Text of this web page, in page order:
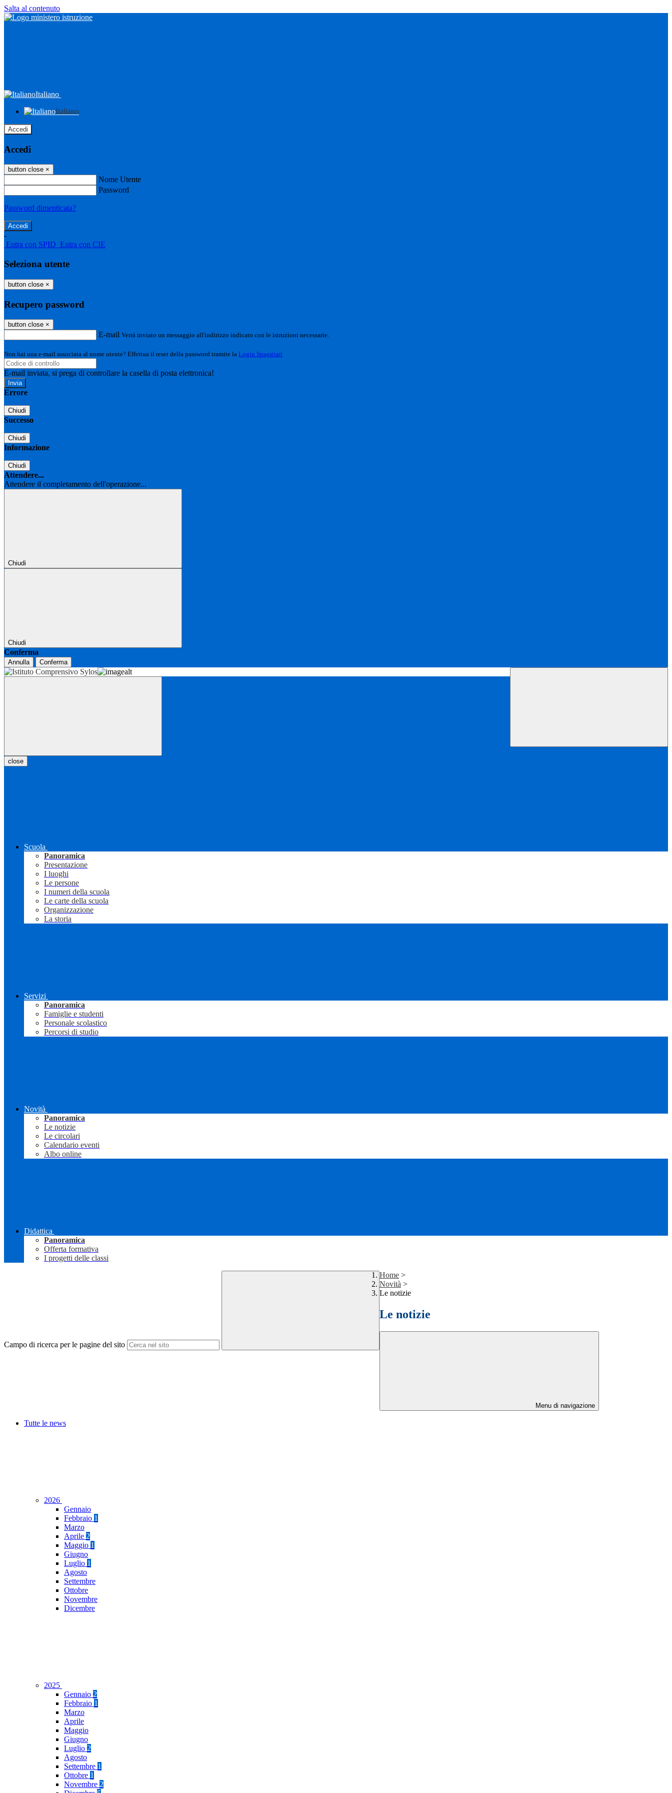
Salta al contenuto
Italiano
Italiano
Accedi
Accedi
button close ×
Nome Utente
Password
Password dimenticata?
-
Entra con SPID Entra con CIE
Seleziona utente
button close ×
Recupero password
button close ×
E-mail Verrà inviato un messaggio all'indirizzo indicato con le istruzioni necessarie.
Non hai una e-mail associata al nome utente? Effettua il reset della password tramite la Login Spaggiari
E-mail inviata, si prega di controllare la casella di posta elettronica!
Errore
Chiudi
Successo
Chiudi
Informazione
Chiudi
Attendere...
Attendere il completamento dell'operazione...
Chiudi
Chiudi
Conferma
Annulla Conferma
close
Scuola
Panoramica
Presentazione
I luoghi
Le persone
I numeri della scuola
Le carte della scuola
Organizzazione
La storia
Servizi
Panoramica
Famiglie e studenti
Personale scolastico
Percorsi di studio
Novità
Panoramica
Le notizie
Le circolari
Calendario eventi
Albo online
Didattica
Panoramica
Offerta formativa
I progetti delle classi
Campo di ricerca per le pagine del sito
Home >
Novità >
Le notizie
Le notizie
Menu di navigazione
Tutte le news
2026
Gennaio
Febbraio 1
Marzo
Aprile 2
Maggio 1
Giugno
Luglio 1
Agosto
Settembre
Ottobre
Novembre
Dicembre
2025
Gennaio 2
Febbraio 1
Marzo
Aprile
Maggio
Giugno
Luglio 2
Agosto
Settembre 1
Ottobre 1
Novembre 2